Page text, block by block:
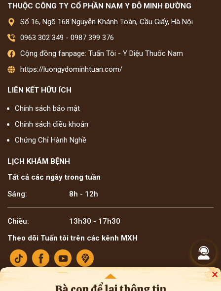
×
THUỘC CÔNG TY CỔ PHẦN NAM Y ĐỖ MINH ĐƯỜNG
Số 16, Ngõ 168 Nguyễn Khánh Toàn, Cầu Giấy, Hà Nội
0963 302 349 - 0987 399 376
Cộng đồng fanpage: Tuấn Tôi - Y Diệu Thuốc Nam
https://luongydominhtuan.com/
LIÊN KẾT HỮU ÍCH
Chính sách bảo mật
Chính sách điều khoản
Chứng Chỉ Hành Nghề
LỊCH KHÁM BỆNH
Tất cả các ngày trong tuần
Sáng:
8h - 12h
Chiều:
13h30 - 17h30
Theo dõi Tuấn tôi trên các kênh MXH